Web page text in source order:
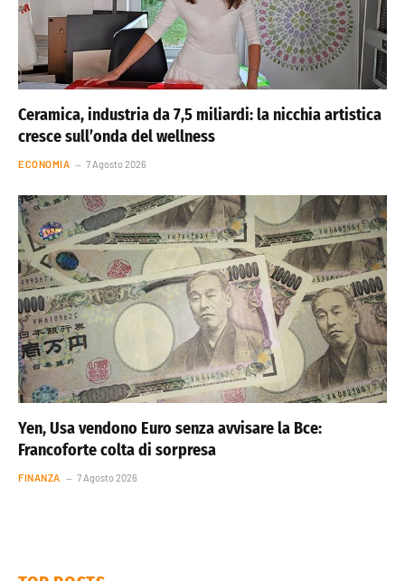
Ceramica, industria da 7,5 miliardi: la nicchia artistica
cresce sull’onda del wellness
ECONOMIA 7 Agosto 2026
Yen, Usa vendono Euro senza avvisare la Bce:
Francoforte colta di sorpresa
FINANZA 7 Agosto 2026